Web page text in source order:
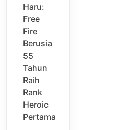
Haru:
Free
Fire
Berusia
55
Tahun
Raih
Rank
Heroic
Pertama